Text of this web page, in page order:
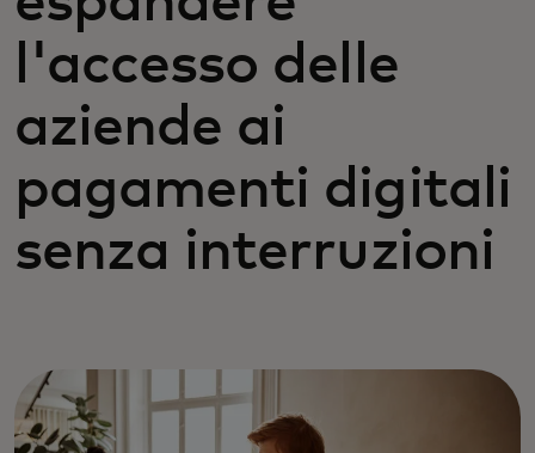
l'accesso delle
aziende ai
pagamenti digitali
senza interruzioni